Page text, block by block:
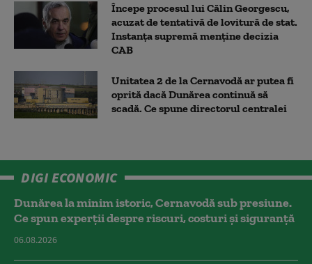
Începe procesul lui Călin Georgescu,
acuzat de tentativă de lovitură de stat.
Instanța supremă menține decizia
CAB
Unitatea 2 de la Cernavodă ar putea fi
oprită dacă Dunărea continuă să
scadă. Ce spune directorul centralei
DIGI ECONOMIC
Dunărea la minim istoric, Cernavodă sub presiune.
Ce spun experții despre riscuri, costuri și siguranță
06.08.2026